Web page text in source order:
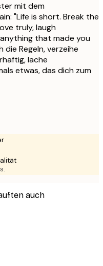
mit dem
"Life is short. Break the
truly, laugh
that made you
die Regeln, verzeihe
lache
etwas, das dich zum
auch